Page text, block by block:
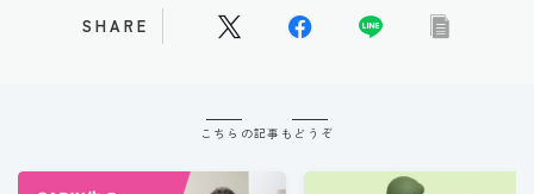
SHARE
こちらの記事もどうぞ